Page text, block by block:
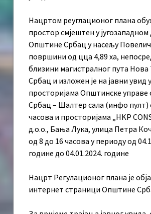
Нацртом реуглационог плана
простор смјештен у југозападном
Општине Србац у насељу Повелич
површини од цца 4,89 ха,
близини магистралног пута Нова
Србац и изложен је на јавни увид у
просторијама Општинске
Србац – Шалтер сала (инфо пулт)
часова и просторијама „HKP
д.о.о., Бања Лука, улица Петра
од 8 до 16 часова у периоду од
године до 04.01.2024. године
Нацрт Регулационог плана јe
интернет страници Општине